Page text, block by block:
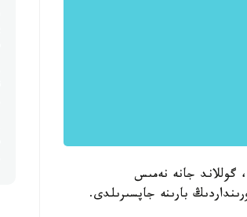
گوللاند جانە نەمىس
بارىنە جاپسىرىلدى.